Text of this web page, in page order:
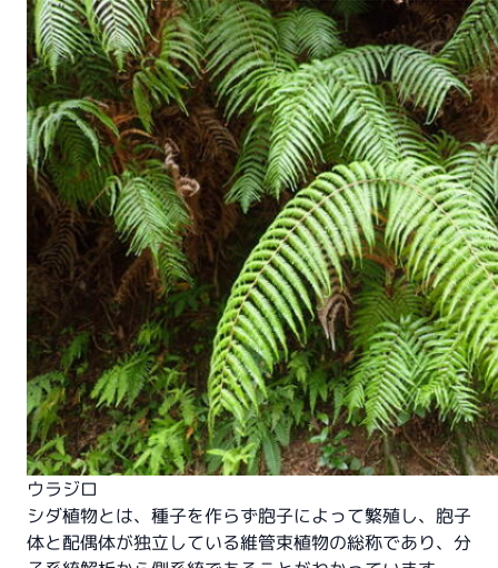
ウラジロ
シダ植物とは、種子を作らず胞子によって繁殖し、胞子
体と配偶体が独立している維管束植物の総称であり、分